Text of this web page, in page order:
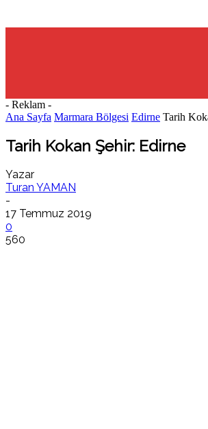
- Reklam -
Ana Sayfa Marmara Bölgesi Edirne Tarih
Tarih Kokan Şehir: Edirne
Yazar
Turan YAMAN
-
17 Temmuz 2019
0
560